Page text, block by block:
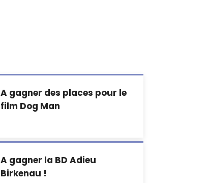
A gagner des places pour le
film Dog Man
A gagner la BD Adieu
Birkenau !